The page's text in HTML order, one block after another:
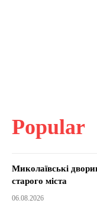
Popular
Миколаївські
старого міста
06.08.2026